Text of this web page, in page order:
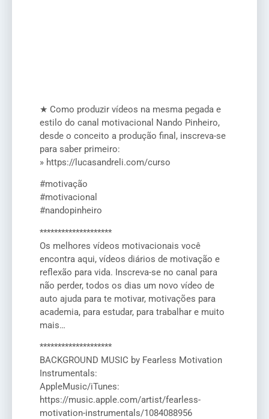
★ Como produzir vídeos na mesma pegada e
estilo do canal motivacional Nando Pinheiro,
desde o conceito a produção final, inscreva-se
para saber primeiro:
» https://lucasandreli.com/curso
#motivação
#motivacional
#nandopinheiro
********************
Os melhores vídeos motivacionais você
encontra aqui, vídeos diários de motivação e
reflexão para vida. Inscreva-se no canal para
não perder, todos os dias um novo vídeo de
auto ajuda para te motivar, motivações para
academia, para estudar, para trabalhar e muito
mais…
********************
BACKGROUND MUSIC by Fearless Motivation
Instrumentals:
AppleMusic/iTunes:
https://music.apple.com/artist/fearless-
motivation-instrumentals/1084088956